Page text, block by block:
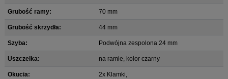
Grubość ramy: 70 mm
Grubość skrzydła: 44 mm
Szyba: Podwójna zespolona 24 mm
Uszczelka: na ramie, kolor czarny
Okucia:
2x Klamki,